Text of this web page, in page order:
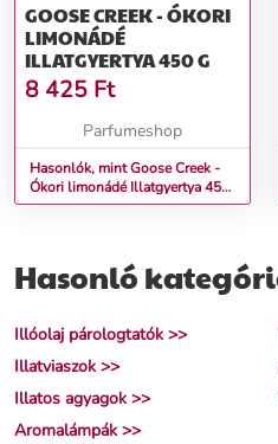
GOOSE CREEK - ÓKORI
LIMONÁDÉ
ILLATGYERTYA 450 G
8 425 Ft
Parfumeshop
Hasonlók, mint Goose Creek -
Ókori limonádé Illatgyertya 450
g
Hasonló
Illóolaj párologtatók >>
Illatviaszok >>
Illatos agyagok >>
Aromalámpák >>